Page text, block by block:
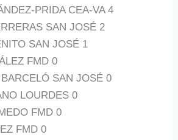
PRIDA CEA-VA 4
SAN JOSÉ 2
SAN JOSÉ 1
FMD 0
SAN JOSÉ 0
LOURDES 0
FMD 0
FMD 0